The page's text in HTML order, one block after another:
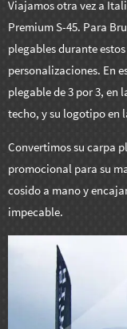
Viajamos otra vez a
Premium S-45. Para
plegables durante
personalizaciones. En
plegable de 3 por 3, en
techo, y su logotipo en
Convertimos su carpa
promocional para su
cosido a mano y
impecable.